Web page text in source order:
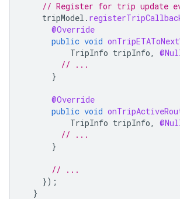
// Register for trip update
tripModel .
@Override
public void
TripInfo tripInfo,
// ...
}
@Override
public void
TripInfo tripInfo,
// ...
}
// ...
});
}